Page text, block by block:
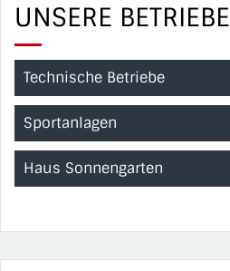
UNSERE BETRIEBE
Technische Betriebe
Sportanlagen
Haus Sonnengarten